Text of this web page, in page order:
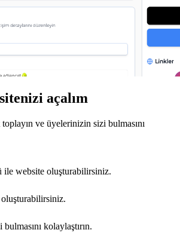
açalım
ve üyelerinizin sizi bulmasını
ile website oluşturabilirsiniz.
kolaylaştırın.